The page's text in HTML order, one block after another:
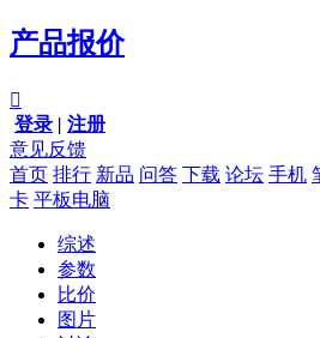
产品报价

登录 | 注册
意见反馈
首页 排行 新品 问答 下载 论坛 手机
卡 平板电脑
综述
参数
比价
图片